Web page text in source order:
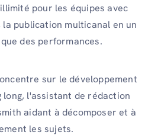
pour les équipes avec
publication multicanal en un
des performances.
sur le développement
long, l'assistant de rédaction
aidant à décomposer et à
les sujets.